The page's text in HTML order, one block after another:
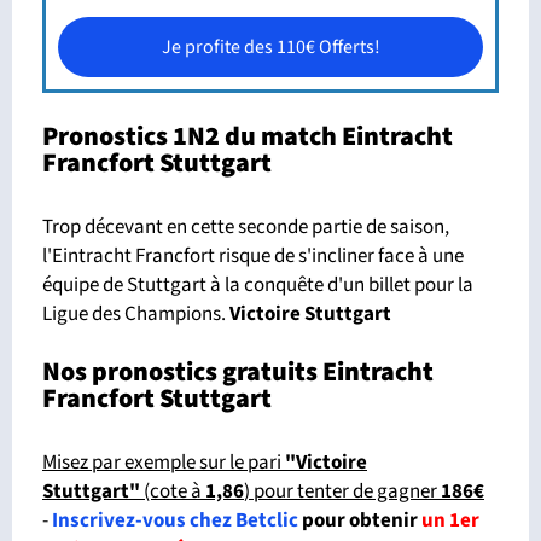
Je profite des 110€ Offerts!
Pronostics 1N2 du match Eintracht
Francfort Stuttgart
Trop décevant en cette seconde partie de saison,
l'Eintracht Francfort risque de s'incliner face à une
équipe de Stuttgart à la conquête d'un billet pour la
Ligue des Champions.Victoire Stuttgart
Nos pronostics gratuits Eintracht
Francfort Stuttgart
Misez par exemple sur le pari"Victoire
Stuttgart"(cote à1,86) pour tenter de gagner186€
-Inscrivez-vous chez Betclicpour obtenirun 1er